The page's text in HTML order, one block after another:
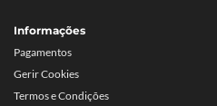
Informações
Pagamentos
Gerir Cookies
Termos e Condições